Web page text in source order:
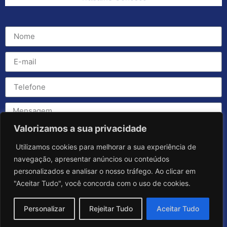
Valorizamos a sua privacidade
Utilizamos cookies para melhorar a sua experiência de
navegação, apresentar anúncios ou conteúdos
personalizados e analisar o nosso tráfego. Ao clicar em
"Aceitar Tudo", você concorda com o uso de cookies.
Personalizar Rejeitar Tudo Aceitar Tudo
Enviar